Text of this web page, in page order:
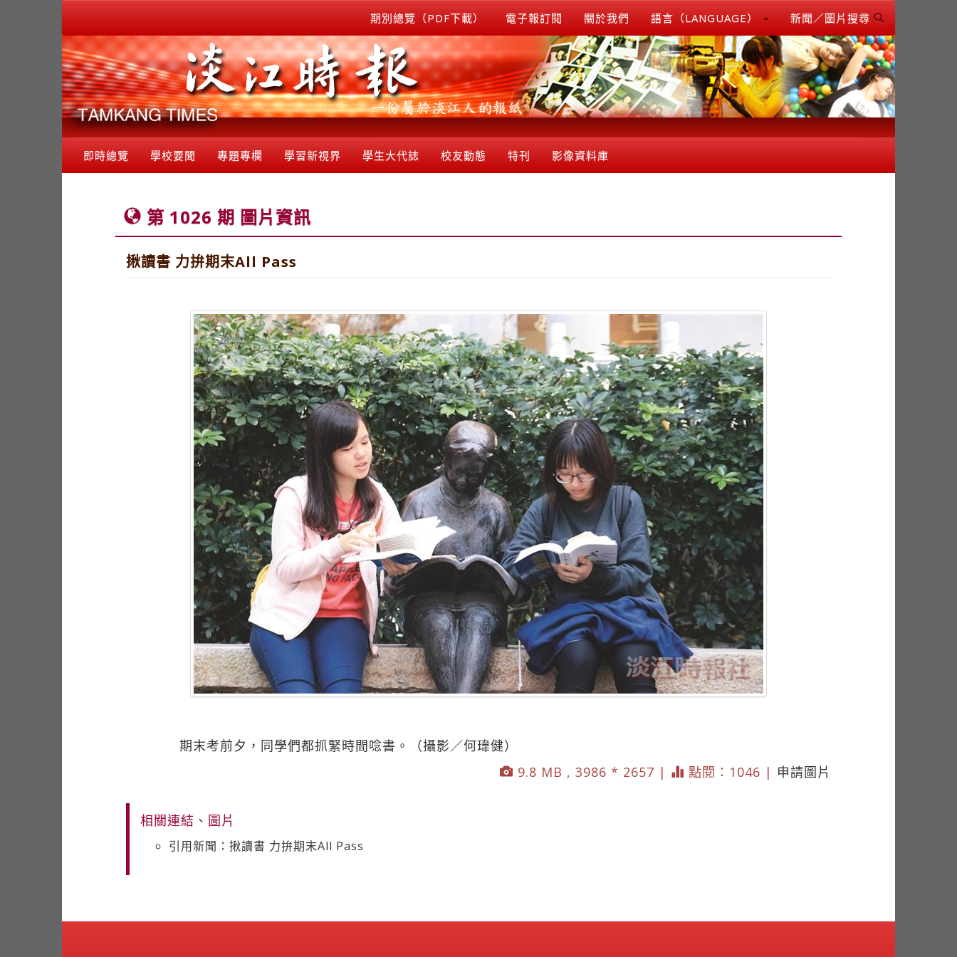
期別總覽（PDF下載） 電子報訂閱 關於我們 語言（LANGUAGE） 新聞／圖片搜尋
即時總覽 學校要聞 專題專欄 學習新視界 學生大代誌 校友動態 特刊 影像資料庫
第 1026 期 圖片資訊
揪讀書 力拚期末All Pass
期末考前夕，同學們都抓緊時間唸書。（攝影／何瑋健）
9.8 MB , 3986 * 2657 |
點閱：1046 | 申請圖片
相關連結、圖片
引用新聞：揪讀書 力拚期末All Pass